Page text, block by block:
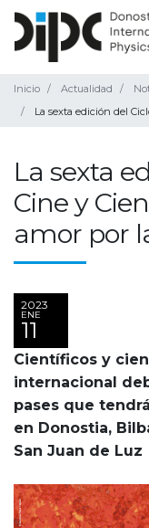
Inicio Actualidad
La sexta edición del
La sexta
Cine y
amor por
2023
ENE
11
Científicos y
internacional
pases que
en Donostia,
San Juan de Luz